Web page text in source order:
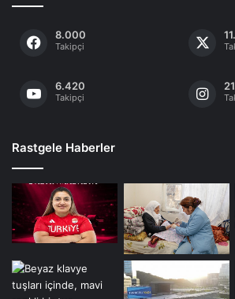
8.000
Takipçi
6.420
Takipçi
Rastgele Haberler